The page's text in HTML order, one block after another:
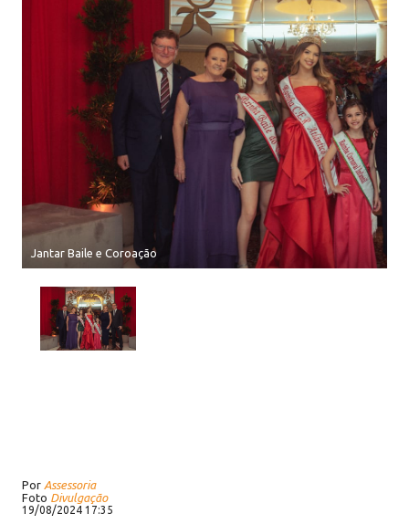
Jantar Baile e Coroação
Por Assessoria
Foto Divulgação
19/08/2024 17:35